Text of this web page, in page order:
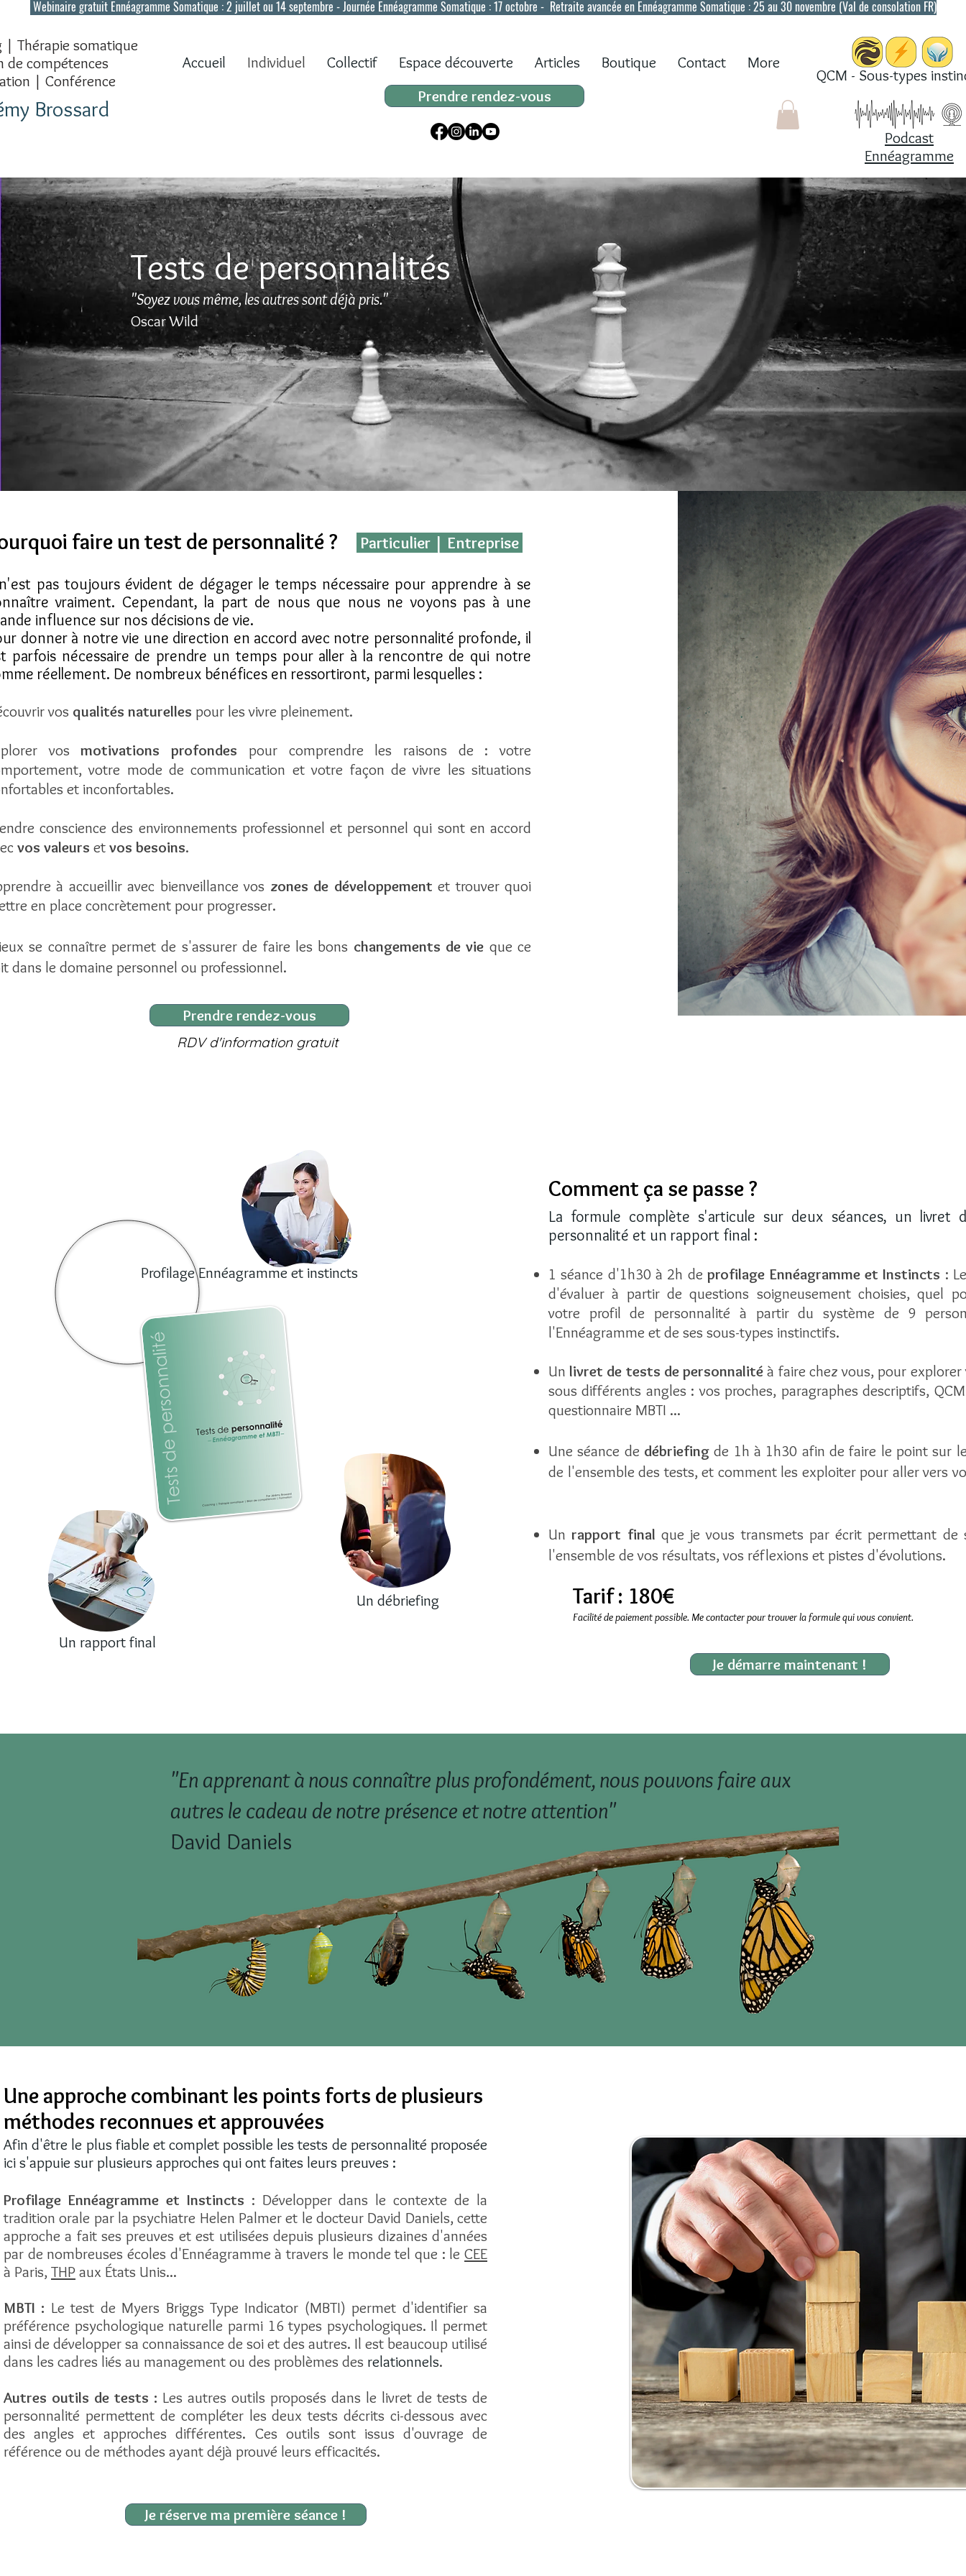
Webinaire gratuit Ennéagramme Somatique : 2 juillet ou 14 septembre - Journée Ennéagramme Somatique : 17 octobre - Retraite avancée en Ennéagramme Somatique : 25 au 30 novembre (Val de consolation FR)
| Thérapie somatique
de compétences
| Conférence
Brossard
Accueil Individuel Collectif Espace découverte Articles Boutique Contact
More
Prendre rendez-vous
QCM - Sous-types
Podcast
Ennéagramme
Tests de personnalités
"Soyez vous même, les autres sont déjà pris."
Oscar Wild
faire un test de personnalité ?
pas toujoursévident de dégager le temps nécessaire pour apprendre à se
vraiment. Cependant, la part de nous que nous ne voyons pas à une
influence sur nos décisions de vie.
donner à notre vie une direction en accord avec notre personnalité profonde, il
parfois nécessaire de prendre un temps pour aller à la rencontre de qui notre
réellement. De nombreux bénéfices en ressortiront, parmilesquelles :
vos qualités naturelles pour les vivre pleinement.
vosmotivations profondes pour comprendre les raisons de : votre
votre mode de communication et votre façon de vivre les situations
et inconfortables.
conscience des environnements professionnel et personnel qui sont en accord
vos valeurs et vos besoins.
à accueilliravec bienveillance vos zones de développement et trouver quoi
en place concrètement pour progresser.
se connaître permet de s'assurer de faire les bons changements de vie que ce
dans le domaine personnel ou professionnel.
Particulier | Entreprise
Prendre rendez-vous
RDV d'information gratuit
Profilage Ennéagramme et instincts
Un débriefing
Un rapport final
Comment ça se passe ?
La formule complète s'articule sur deux séances, un livret
personnalité et un rapport final :
​​1 séance d'1h30 à 2h deprofilage Ennéagramme et Instincts :
d'évaluer à partir de questions soigneusement choisies, quel
votre profil de personnalité à partir du système de 9
l'Ennéagramme et de ses sous-types instinctifs.
Un livret de tests de personnalité à faire chez vous, pour
sous différents angles : vos proches, paragraphes descriptifs,
questionnaire MBTI ...
Une séance de débriefing de 1h à 1h30 afin de faire le point sur
de l'ensemble des tests, et comment les exploiter pour aller vers
Un rapport final que je vous transmets par écrit permettant de
l'ensemble de vos résultats, vos réflexions et pistes d'évolutions.
Tarif : 180€
Facilité de paiement possible. Me contacter pour trouver la formule qui vous convient.
Je démarre maintenant !
"En apprenant à nous connaître plus profondément, nous pouvons faire aux
autres le cadeau de notre présence et notre attention"
David Daniels
Une approche combinant les points forts de plusieurs
méthodes reconnues et approuvées
Afin d'être le plus fiable et complet possible les tests de personnalité proposée
ici s'appuie sur plusieurs approches qui ont faites leurs preuves :
Profilage Ennéagramme et Instincts : Développer dans le contexte de la
tradition orale par la psychiatre Helen Palmer et le docteur David Daniels, cette
approche a fait ses preuves et est utilisées depuis plusieurs dizaines d'années
par de nombreuses écoles d'Ennéagramme à travers le monde tel que : le CEE
à Paris, THP aux États Unis...
MBTI : Le test de Myers Briggs Type Indicator (MBTI) ​permet d'identifier sa
préférence psychologique naturelle parmi 16 types psychologiques. Il permet
ainsi de développer sa connaissance de soi et des autres. Il est beaucoup utilisé
dans les cadres liés au management ou des problèmes des relationnels.
Autres outils de tests : Les autres outils proposés dans le livret de tests de
personnalité permettent de compléter les deux tests décrits ci-dessous avec
des angles et approches différentes. Ces outils sont issus d'ouvrage de
référence ou de méthodes ayant déjà prouvé leurs efficacités.
Je réserve ma première séance !